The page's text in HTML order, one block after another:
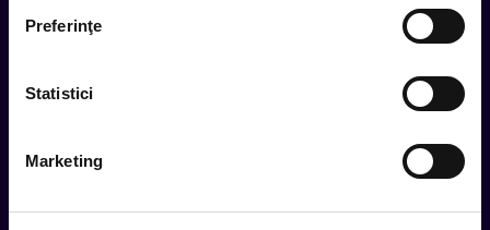
Preferinţe
Statistici
Marketing
Metode plata
Magazine partenere